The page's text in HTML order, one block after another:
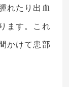
れたり出血
ます。これ
かけて患部